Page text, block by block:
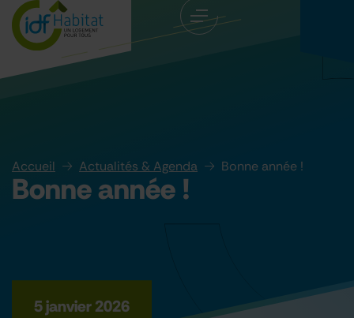
Accueil Actualités & Agenda Bonne année !
Bonne année !
5 janvier 2026